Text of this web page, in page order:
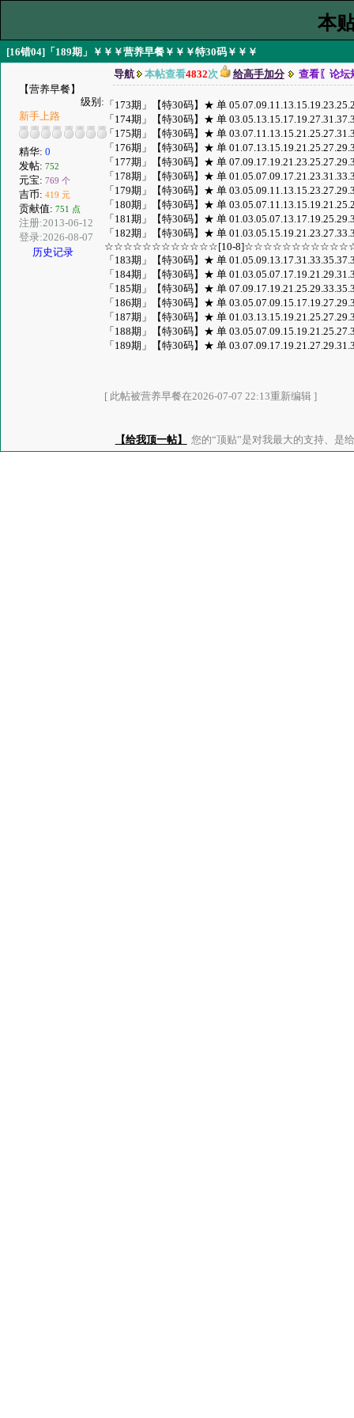
本
[16错04]「189期」￥￥￥营养早餐￥￥￥特30码￥￥￥
【营养早餐】
级别:
新手上路
精华: 0
发帖: 752
元宝: 769 个
吉币: 419 元
贡献值: 751 点
注册:2013-06-12
登录:2026-08-07
历史记录
导航 本帖查看4832次 给高手加分 查看〖论坛
「173期」【特30码】★ 单
「174期」【特30码】★ 单
「175期」【特30码】★ 单
「176期」【特30码】★ 单
「177期」【特30码】★ 单
「178期」【特30码】★ 单
「179期」【特30码】★ 单
「180期」【特30码】★ 单
「181期」【特30码】★ 单
「182期」【特30码】★ 单
☆☆☆☆☆☆☆☆☆☆☆☆[10-
「183期」【特30码】★ 单
「184期」【特30码】★ 单
「185期」【特30码】★ 单
「186期」【特30码】★ 单
「187期」【特30码】★ 单
「188期」【特30码】★ 单
「189期」【特30码】★ 单
[ 此帖被营养早餐在2026-07-07 22:13重新编辑 ]
【给我顶一帖】 您的“顶贴”是对我最大的支持、是